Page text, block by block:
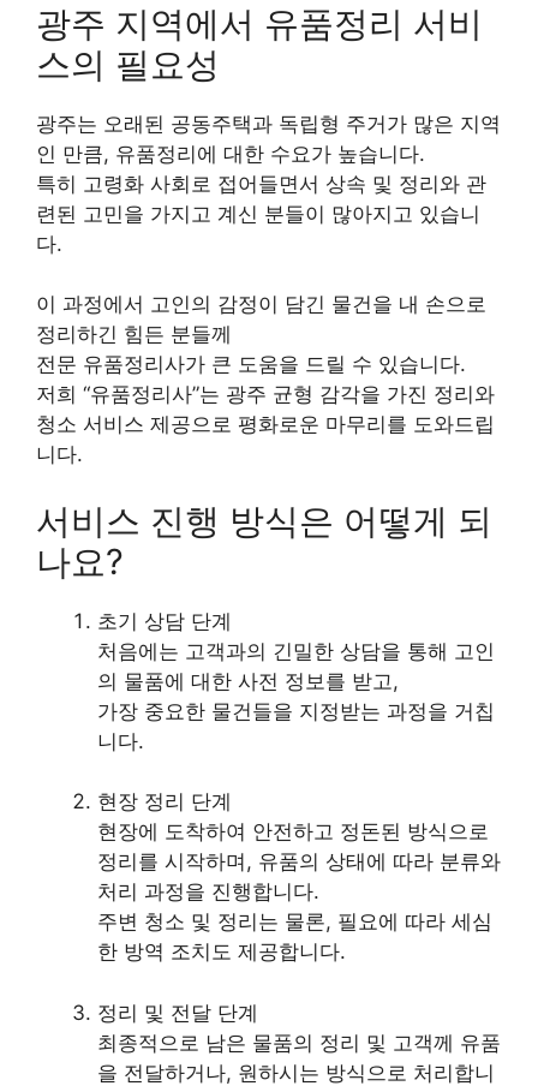
광주 지역에서 유품정리 서비
스의 필요성
광주는 오래된 공동주택과 독립형 주거가 많은 지역
인 만큼, 유품정리에 대한 수요가 높습니다.
특히 고령화 사회로 접어들면서 상속 및 정리와 관
련된 고민을 가지고 계신 분들이 많아지고 있습니
다.
이 과정에서 고인의 감정이 담긴 물건을 내 손으로
정리하긴 힘든 분들께
전문 유품정리사가 큰 도움을 드릴 수 있습니다.
저희 “유품정리사”는 광주 균형 감각을 가진 정리와
청소 서비스 제공으로 평화로운 마무리를 도와드립
니다.
서비스 진행 방식은 어떻게 되
나요?
초기 상담 단계
처음에는 고객과의 긴밀한 상담을 통해 고인
의 물품에 대한 사전 정보를 받고,
가장 중요한 물건들을 지정받는 과정을 거칩
니다.
현장 정리 단계
현장에 도착하여 안전하고 정돈된 방식으로
정리를 시작하며, 유품의 상태에 따라 분류와
처리 과정을 진행합니다.
주변 청소 및 정리는 물론, 필요에 따라 세심
한 방역 조치도 제공합니다.
정리 및 전달 단계
최종적으로 남은 물품의 정리 및 고객께 유품
을 전달하거나, 원하시는 방식으로 처리합니